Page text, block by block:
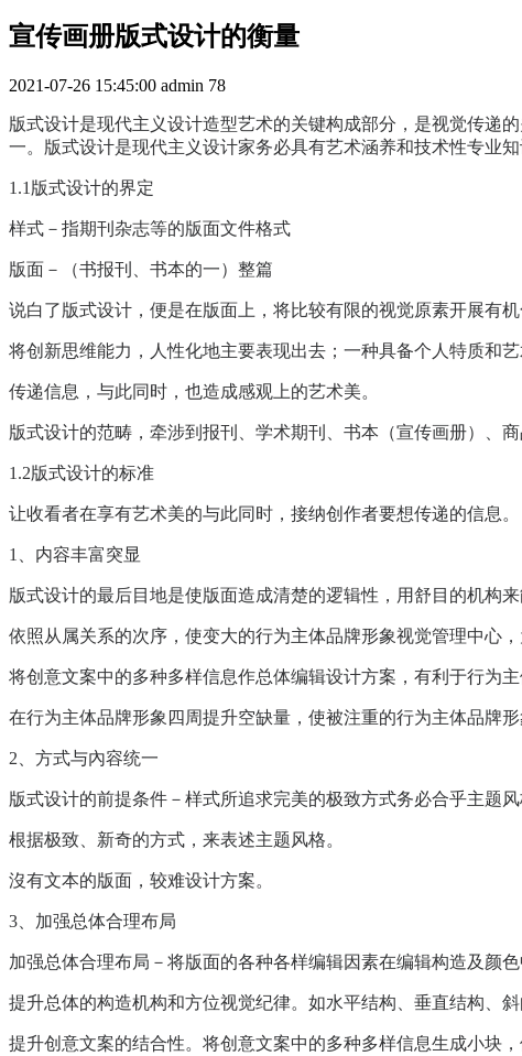
宣传画册版式设计的衡量
2021-07-26 15:45:00 admin 78
版式设计是现代主义设计造型艺术的关键构成部分，是视觉传递
一。版式设计是现代主义设计家务必具有艺术涵养和技术性专业知
1.1版式设计的界定
样式－指期刊杂志等的版面文件格式
版面－（书报刊、书本的一）整篇
说白了版式设计，便是在版面上，将比较有限的视觉原素开展有机
将创新思维能力，人性化地主要表现出去；一种具备个人特质和艺
传递信息，与此同时，也造成感观上的艺术美。
版式设计的范畴，牵涉到报刊、学术期刊、书本（宣传画册）、
1.2版式设计的标准
让收看者在享有艺术美的与此同时，接纳创作者要想传递的信息。
1、内容丰富突显
版式设计的最后目地是使版面造成清楚的逻辑性，用舒目的机构
依照从属关系的次序，使变大的行为主体品牌形象视觉管理中心，
将创意文案中的多种多样信息作总体编辑设计方案，有利于行为主
在行为主体品牌形象四周提升空缺量，使被注重的行为主体品牌形
2、方式与內容统一
版式设计的前提条件－样式所追求完美的极致方式务必合乎主题风
根据极致、新奇的方式，来表述主题风格。
沒有文本的版面，较难设计方案。
3、加强总体合理布局
加强总体合理布局－将版面的各种各样编辑因素在编辑构造及颜色
提升总体的构造机构和方位视觉纪律。如水平结构、垂直结构、斜
提升创意文案的结合性。将创意文案中的多种多样信息生成小块，